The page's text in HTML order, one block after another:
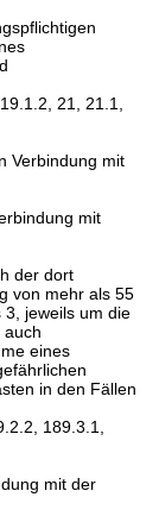
21, 21.1,
Verbindung mit
mit
der dort
von mehr als 55
3, jeweils um die
eines
in den Fällen
189.3.1,
mit der